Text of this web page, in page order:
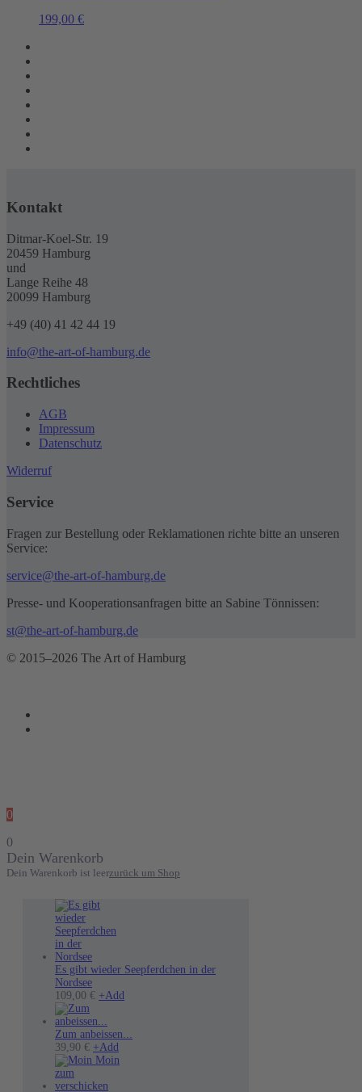
199,00 €
Kontakt
Ditmar-Koel-Str. 19
20459 Hamburg
und
Lange Reihe 48
20099 Hamburg
+49 (40) 41 42 44 19
info@the-art-of-hamburg.de
Rechtliches
AGB
Impressum
Datenschutz
Widerruf
Service
Fragen zur Bestellung oder Reklamationen richte bitte an unseren
Service:
service@the-art-of-hamburg.de
Presse- und Kooperationsanfragen bitte an Sabine Tönnissen:
st@the-art-of-hamburg.de
© 2015–2026 The Art of Hamburg
0
0
Dein Warenkorb
Dein Warenkorb ist leerzurück um Shop
Es gibt wieder Seepferdchen in der
Nordsee
109,00 € +Add
Zum anbeissen...
39,90 € +Add
Produkt